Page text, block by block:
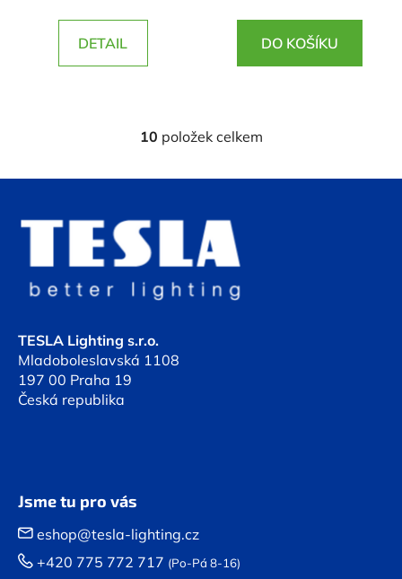
DETAIL DO KOŠÍKU
O
l
d
a
c
í
p
10 položek celkem
TESLA Lighting s.r.o.
Mladoboleslavská 1108
197 00 Praha 19
Česká republika
Jsme tu pro vás
eshop@tesla-lighting.cz
+420 775 772 717 (Po-Pá 8-16)